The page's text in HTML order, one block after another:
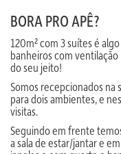
BORA PRO APÊ?
120m² com 3 suítes é
banheiros com
do seu jeito!
Somos recepcionados
para dois ambientes, e
visitas.
Seguindo em frente
a sala de estar/jantar e